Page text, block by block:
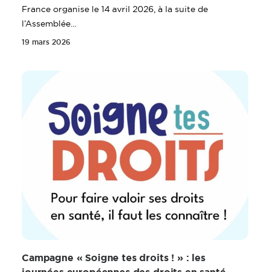
France organise le 14 avril 2026, à la suite de
l’Assemblée…
19 mars 2026
Campagne « Soigne tes droits ! » : les